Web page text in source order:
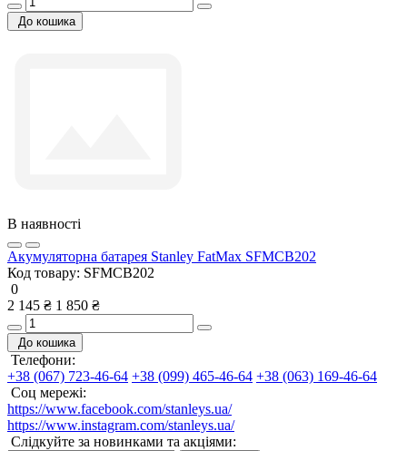
До кошика
В наявності
Акумуляторна батарея Stanley FatMax SFMCB202
Код товару: SFMCB202
0
2 145 ₴ 1 850 ₴
До кошика
Телефони:
+38 (067) 723-46-64 +38 (099) 465-46-64 +38 (063) 169-46-64
Соц мережі:
https://www.facebook.com/stanleys.ua/
https://www.instagram.com/stanleys.ua/
Слідкуйте за новинками та акціями: